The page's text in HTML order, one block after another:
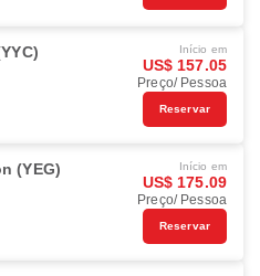
Início em
US$ 157.05
Preço/ Pessoa
Reservar
(YEG) Início em
US$ 175.09
Preço/ Pessoa
Reservar